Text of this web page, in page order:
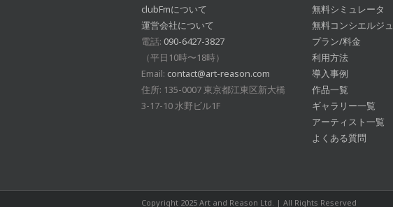
clubFmについて
運営会社について
電話: 090-6427-3827
（平日10時〜18時）
Email: contact@art-reason.com
住所: 135-0007 東京都江東区新大橋
3-17-10 水野ビル1F
無料シミュレータ
無料コンシエルジュ
プラン/料金
利用方法
導入事例
作品一覧
ギャラリー一覧
アーティスト一覧
よくある質問
Copyright 2025 Art and Reason Ltd. | All Rights Reserved